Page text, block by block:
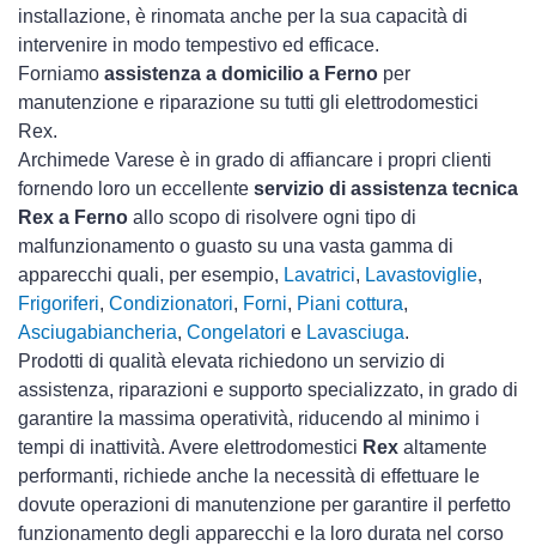
installazione, è rinomata anche per la sua capacità di
intervenire in modo tempestivo ed efficace.
Forniamo assistenza a domicilio a Ferno per
manutenzione e riparazione su tutti gli elettrodomestici
Rex.
Archimede Varese è in grado di affiancare i propri clienti
fornendo loro un eccellente servizio di assistenza tecnica
Rex a Ferno allo scopo di risolvere ogni tipo di
malfunzionamento o guasto su una vasta gamma di
apparecchi quali, per esempio, Lavatrici, Lavastoviglie,
Frigoriferi, Condizionatori, Forni, Piani cottura,
Asciugabiancheria, Congelatori e Lavasciuga.
Prodotti di qualità elevata richiedono un servizio di
assistenza, riparazioni e supporto specializzato, in grado di
garantire la massima operatività, riducendo al minimo i
tempi di inattività. Avere elettrodomestici Rex altamente
performanti, richiede anche la necessità di effettuare le
dovute operazioni di manutenzione per garantire il perfetto
funzionamento degli apparecchi e la loro durata nel corso